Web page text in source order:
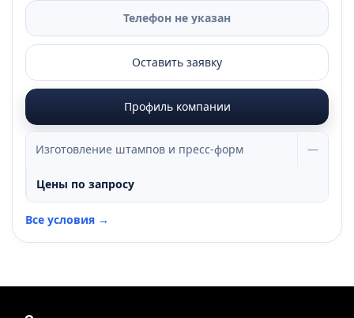
Телефон не указан
Оставить заявку
Профиль компании
Изготовление штампов и пресс-форм —
Цены по запросу
Все условия →